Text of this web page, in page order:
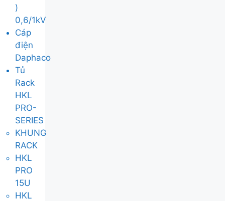
)
0,6/1kV
Cáp
điện
Daphaco
Tủ
Rack
HKL
PRO-
SERIES
KHUNG
RACK
HKL
PRO
15U
HKL